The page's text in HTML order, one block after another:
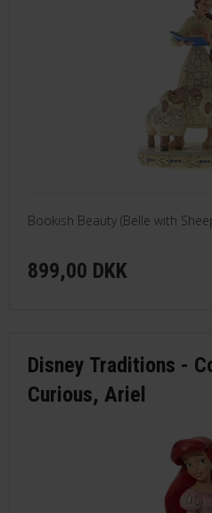
Bookish Beauty (Belle with
899,00 DKK
Disney Traditions -
Curious, Ariel